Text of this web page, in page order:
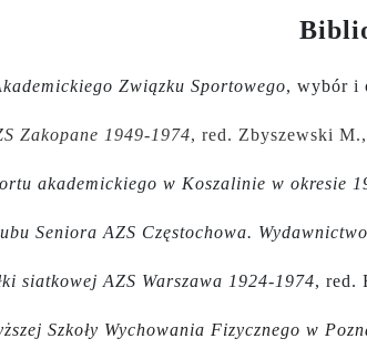
Związku Sportowego, wybór i
Zakopane 1949-1974, red. Zbyszewski
akademickiego w Koszalinie w okresie
Seniora AZS Częstochowa.
siatkowej AZS Warszawa 1924-1974, red.
Szkoły Wychowania Fizycznego w